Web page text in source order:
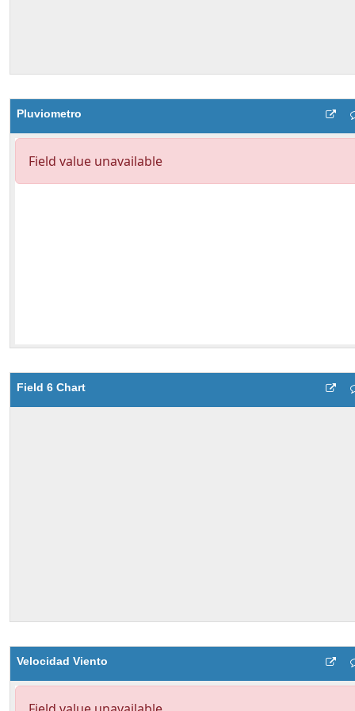
Pluviometro
Field 6 Chart
Velocidad Viento